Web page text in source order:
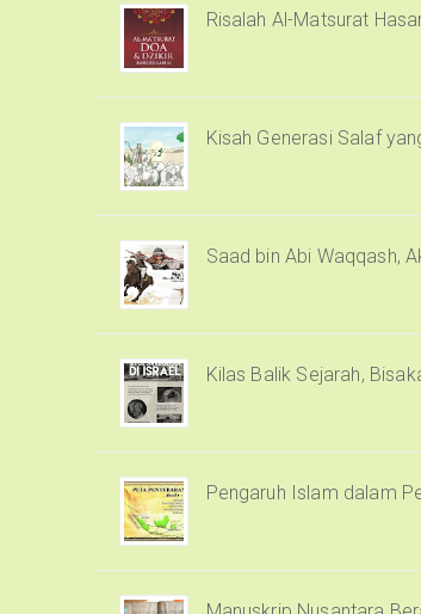
Risalah Al-Matsurat
Kisah Generasi Salaf
Saad bin Abi Waqqash,
Kilas Balik Sejarah,
Pengaruh Islam dalam